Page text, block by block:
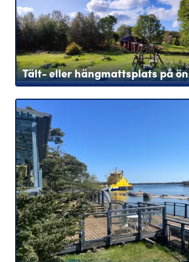
Tält- eller hängmattsplats på ön